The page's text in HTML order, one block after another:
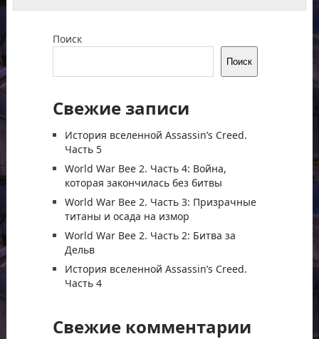
Поиск
Поиск
Свежие записи
История вселенной Assassin’s Creed.
Часть 5
World War Bee 2. Часть 4: Война,
которая закончилась без битвы
World War Bee 2. Часть 3: Призрачные
титаны и осада на измор
World War Bee 2. Часть 2: Битва за
Дельв
История вселенной Assassin’s Creed.
Часть 4
Свежие комментарии